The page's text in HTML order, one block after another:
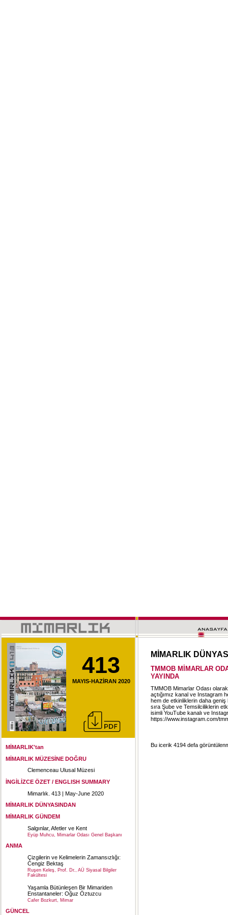
413
MAYIS-HAZİRAN 2020
MİMARLIK'tan
MİMARLIK MÜZESİNE DOĞRU
Clemenceau Ulusal Müzesi
İNGİLİZCE ÖZET / ENGLISH SUMMARY
Mimarlık. 413 | May-June 2020
MİMARLIK DÜNYASINDAN
MİMARLIK GÜNDEM
Salgınlar, Afetler ve Kent
Eyüp Muhcu, Mimarlar Odası Genel Başkanı
ANMA
Çizgilerin ve Kelimelerin Zamansızlığı:
Cengiz Bektaş
Ruşen Keleş, Prof. Dr., AÜ Siyasal Bilgiler
Fakültesi
Yaşamla Bütünleşen Bir Mimariden
Enstantaneler: Oğuz Öztuzcu
Cafer Bozkurt, Mimar
GÜNCEL
MİMARLIK
TMMOB MİMARLAR
YAYINDA
TMMOB Mimarlar Odası
açtığımız kanal ve Instagram
hem de etkinliklerin daha geniş
sıra Şube ve Temsilciliklerin
isimli YouTube kanalı ve
https://www.instagram.com/
Bu icerik 4194 defa